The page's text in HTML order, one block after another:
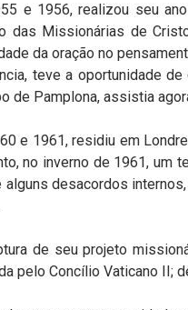
e 1956, realizou seu
das Missionárias de
da oração no
teve a oportunidade
de Pamplona, assistia
e 1961, residiu em
no inverno de 1961, um
alguns desacordos
de seu projeto
pelo Concílio Vaticano II;